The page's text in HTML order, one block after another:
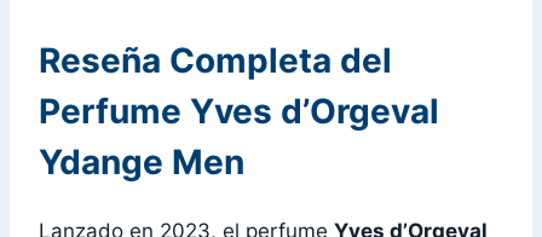
Reseña Completa del
Perfume Yves d’Orgeval
Ydange Men
Lanzado en 2023, el perfume Yves d’Orgeval